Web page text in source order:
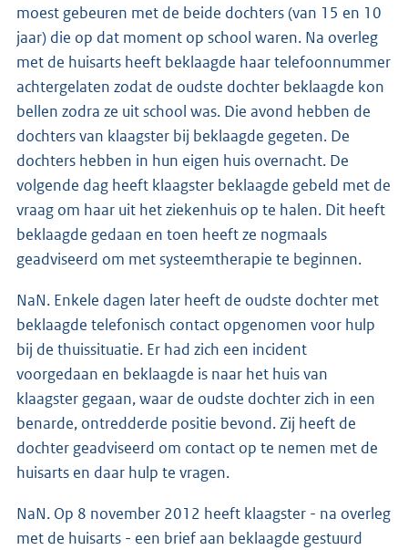
moest gebeuren met de beide dochters (van 15 en 10
jaar) die op dat moment op school waren. Na overleg
met de huisarts heeft beklaagde haar telefoonnummer
achtergelaten zodat de oudste dochter beklaagde kon
bellen zodra ze uit school was. Die avond hebben de
dochters van klaagster bij beklaagde gegeten. De
dochters hebben in hun eigen huis overnacht. De
volgende dag heeft klaagster beklaagde gebeld met de
vraag om haar uit het ziekenhuis op te halen. Dit heeft
beklaagde gedaan en toen heeft ze nogmaals
geadviseerd om met systeemtherapie te beginnen.
NaN. Enkele dagen later heeft de oudste dochter met
beklaagde telefonisch contact opgenomen voor hulp
bij de thuissituatie. Er had zich een incident
voorgedaan en beklaagde is naar het huis van
klaagster gegaan, waar de oudste dochter zich in een
benarde, ontredderde positie bevond. Zij heeft de
dochter geadviseerd om contact op te nemen met de
huisarts en daar hulp te vragen.
NaN. Op 8 november 2012 heeft klaagster - na overleg
met de huisarts - een brief aan beklaagde gestuurd